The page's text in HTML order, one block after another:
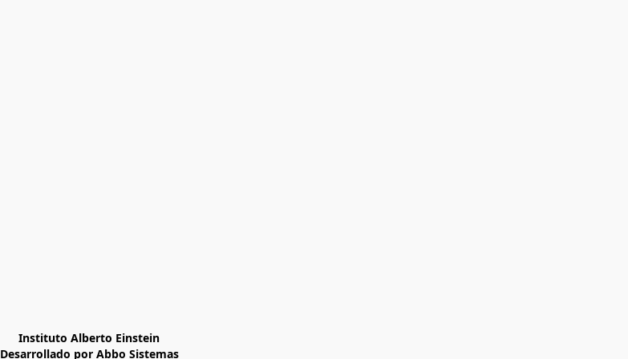
Instituto Alberto Einstein
Desarrollado por Abbo Sistemas